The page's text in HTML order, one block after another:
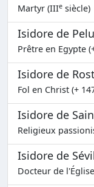
Martyr (IIIe siècle)
Isidore de
Prêtre en Egypte
Isidore de
Fol en Christ (+
Isidore de
Religieux
Isidore de
Docteur de